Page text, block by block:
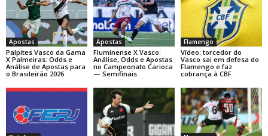
Apostas
Palpites Vasco da Gama
X Palmeiras: Odds e
Análise de Apostas para
o Brasileirão 2026
Apostas
Fluminense X Vasco:
Análise, Odds e Apostas
no Campeonato Carioca
— Semifinais
Flamengo
Vídeo: torcedor do
Vasco sai em defesa do
Flamengo e faz
cobrança à CBF